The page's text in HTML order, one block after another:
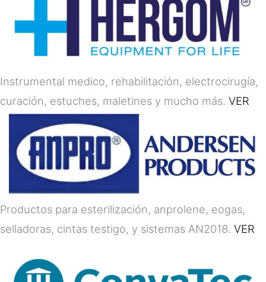
Instrumental medico, rehabilitación, electrocirugía,
curación, estuches, maletines y mucho más. VER
Productos para esterilización, anprolene, eogas,
selladoras, cintas testigo, y sistemas AN2018. VER